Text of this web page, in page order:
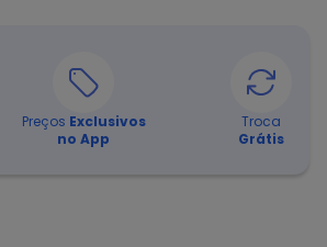
Preços Exclusivos
no App
Troca
Grátis